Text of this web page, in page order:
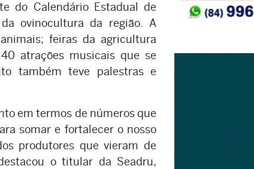
do Calendário Estadual de
ovinocultura da região. A
feiras da agricultura
atrações musicais que se
também teve palestras e
em termos de números que
somar e fortalecer o nosso
produtores que vieram de
o titular da Seadru,